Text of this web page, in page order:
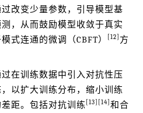
改变少量参数，引导模型基
，从而鼓励模型收敛于真实
式连通的微调（CBFT）
[12] 方
过在训练数据中引入对抗性压
以扩大训练分布，缩小训练
距。包括对抗训练 [13] [14] 和合